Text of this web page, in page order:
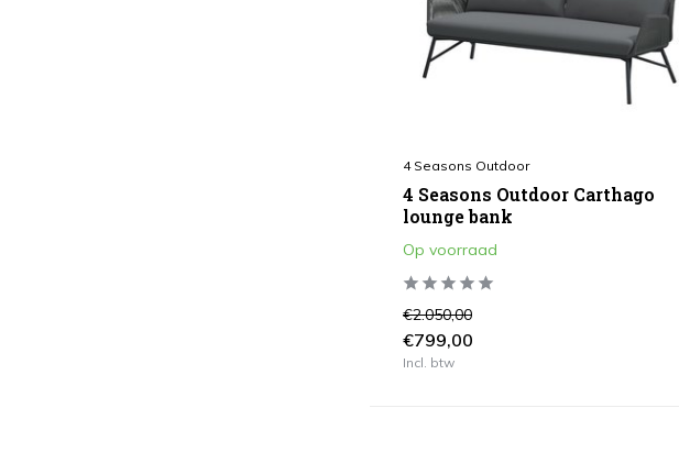
4 Seasons Outdoor
4 Seasons Outdoor Carthago
lounge bank
Op voorraad
€2.050,00
€799,00
Incl. btw